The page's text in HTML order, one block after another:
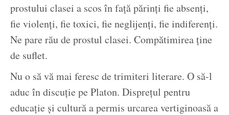
prostului clasei a scos în față părinți fie absenți,
fie violenți, fie toxici, fie neglijenți, fie indiferenți.
Ne pare rău de prostul clasei. Compătimirea ține
de suflet.
Nu o să vă mai feresc de trimiteri literare. O să-l
aduc în discuție pe Platon. Disprețul pentru
educație și cultură a permis urcarea vertiginoasă a